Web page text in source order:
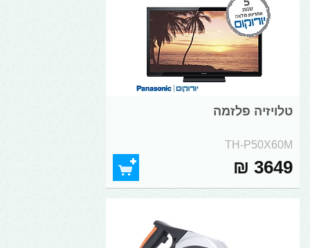
טלויזיה פלזמה
TH-P50X60M
3649 ₪